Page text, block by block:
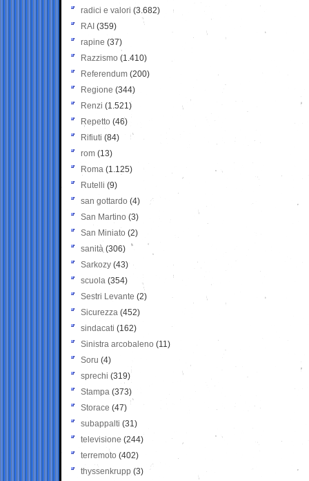
radici e valori (3.682)
RAI (359)
rapine (37)
Razzismo (1.410)
Referendum (200)
Regione (344)
Renzi (1.521)
Repetto (46)
Rifiuti (84)
rom (13)
Roma (1.125)
Rutelli (9)
san gottardo (4)
San Martino (3)
San Miniato (2)
sanità (306)
Sarkozy (43)
scuola (354)
Sestri Levante (2)
Sicurezza (452)
sindacati (162)
Sinistra arcobaleno (11)
Soru (4)
sprechi (319)
Stampa (373)
Storace (47)
subappalti (31)
televisione(244)
terremoto (402)
thyssenkrupp (3)